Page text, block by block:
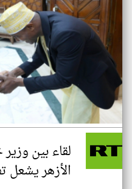
لقاء بين
الأزهر يشعل